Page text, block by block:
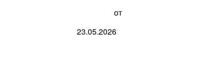
от
23.05.2026